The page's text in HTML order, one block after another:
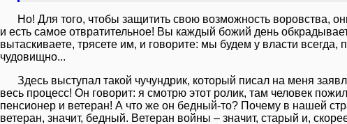
Но! Для того, чтобы защитить свою возможность воровства,
и есть самое отвратительное! Вы каждый божий день
вытаскиваете, трясете им, и говорите: мы будем у власти
чудовищно...
Здесь выступал такой чучундрик, который писал на меня
весь процесс! Он говорит: я смотрю этот ролик, там человек
пенсионер и ветеран! А что же он бедный-то? Почему в нашей
ветеран, значит, бедный. Ветеран войны – значит, старый и,